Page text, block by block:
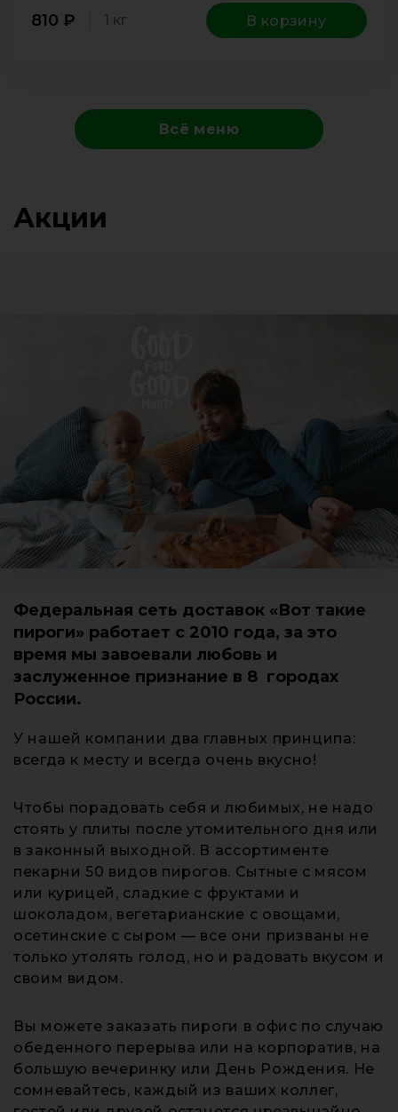
810 ₽ 1 кг В корзину
Всё меню
Акции
Федеральная сеть доставок «Вот такие
пироги» работает с 2010 года, за это
время мы завоевали любовь и
заслуженное признание в 8 городах
России.
У нашей компании два главных принципа:
всегда к месту и всегда очень вкусно!
Чтобы порадовать себя и любимых, не надо
стоять у плиты после утомительного дня или
в законный выходной. В ассортименте
пекарни 50 видов пирогов. Сытные с мясом
или курицей, сладкие с фруктами и
шоколадом, вегетарианские с овощами,
осетинские с сыром — все они призваны не
только утолять голод, но и радовать вкусом и
своим видом.
Вы можете заказать пироги в офис по случаю
обеденного перерыва или на корпоратив, на
большую вечеринку или День Рождения. Не
сомневайтесь, каждый из ваших коллег,